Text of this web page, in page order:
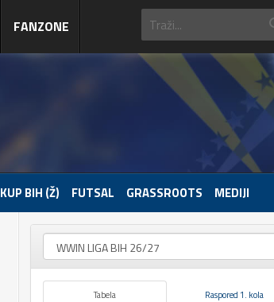
FANZONE
KUP BIH (Ž) FUTSAL GRASSROOTS MEDIJI
Tabela Raspored 1. kola